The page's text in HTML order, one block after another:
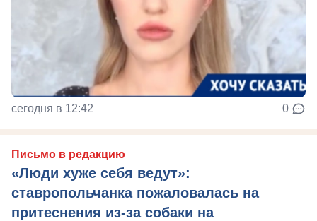
сегодня в 12:42 0
Письмо в редакцию
«Люди хуже себя ведут»:
ставропольчанка пожаловалась на
притеснения из-за собаки на